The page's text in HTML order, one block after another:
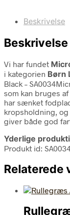
Beskrivelse
Beskrivelse
Vi har fundet
i kategorien Børn
Black –
som kan bruges
har sænket
kropsholdning, og
giver både god
Yderlige
Produkt id:
Relaterede